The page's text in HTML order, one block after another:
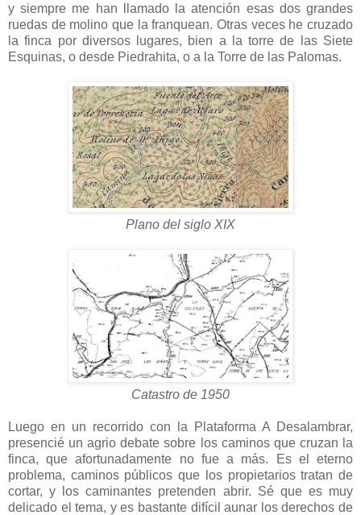
y siempre me han llamado la atención esas dos grandes
ruedas de molino que la franquean. Otras veces he cruzado
la finca por diversos lugares, bien a la torre de las Siete
Esquinas, o desde Piedrahita, o a la Torre de las Palomas.
Plano del siglo XIX
Catastro de 1950
Luego en un recorrido con la Plataforma A Desalambrar,
presencié un agrio debate sobre los caminos que cruzan la
finca, que afortunadamente no fue a más. Es el eterno
problema, caminos públicos que los propietarios tratan de
cortar, y los caminantes pretenden abrir. Sé que es muy
delicado el tema, y es bastante difícil aunar los derechos de